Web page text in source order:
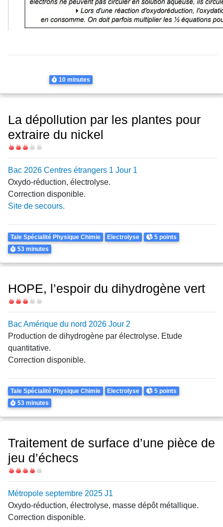
Durée
10 minutes
La dépollution par les plantes pour
extraire du nickel
Difficulté
Bac 2026 Centres étrangers 1 Jour 1
Oxydo-réduction, électrolyse.
Correction disponible.
Site de secours.
Theme
Tale Spécialité Physique Chimie Electrolyse Points
5 points
Durée
53 minutes
HOPE, l’espoir du dihydrogène vert
Difficulté
Bac Amérique du nord 2026 Jour 2
Production de dihydrogène par électrolyse. Etude
quantitative.
Correction disponible.
Theme
Tale Spécialité Physique Chimie Electrolyse Points
5 points
Durée
53 minutes
Traitement de surface d’une pièce de
jeu d’échecs
Difficulté
Métropole septembre 2025 J1
Oxydo-réduction, électrolyse, masse dépôt métallique.
Correction disponible.